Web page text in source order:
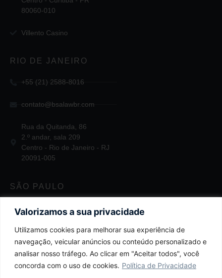
Valorizamos a sua privacidade
Utilizamos cookies para melhorar sua experiência de
navegação, veicular anúncios ou conteúdo personalizado e
analisar nosso tráfego. Ao clicar em "Aceitar todos", você
concorda com o uso de cookies. Política de Privacidade
80060-010
Villento Casino
RIO DE JANEIRO
+55 (21) 2588-8016
contato@bsalawbr.com
Rua da Quitanda, 86
2.º andar, sala 209
Centro - Rio de Janeiro - RJ
20091-005
SÃO PAULO
+55 11 2124-3747
contato@bsalawbr.com
Av. Juscelino Kubitschek, 1455
4.º andar